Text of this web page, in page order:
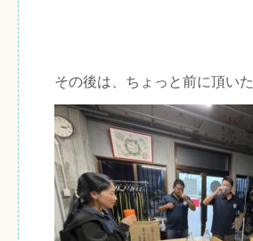
その後は、ちょっと前に頂い